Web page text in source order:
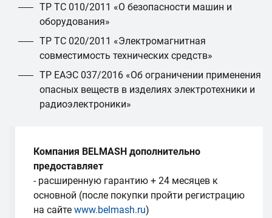
ТР ТС 010/2011 «О безопасности машин и
оборудования»
ТР ТС 020/2011 «Электромагнитная
совместимость технических средств»
ТР ЕАЭС 037/2016 «Об ограничении применения
опасных веществ в изделиях электротехники и
радиоэлектроники»
Компания BELMASH дополнительно
предоставляет
- расширенную гарантию + 24 месяцев к
основной (после покупки пройти регистрацию
на сайте www.belmash.ru)